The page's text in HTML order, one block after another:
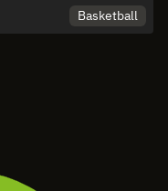
Basketball